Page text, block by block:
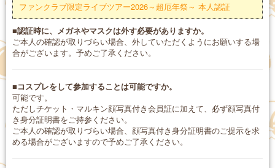
ファンクラブ限定ライブツアー2026～超厄年祭～ 本人認証
■認証時に、メガネやマスクは外す必要がありますか。
ご本人の確認が取りづらい場合、外していただくようにお願いする場
合がございます。予めご了承ください。
■コスプレをして参加することは可能ですか。
可能です。
ただしチケット・マルキン顔写真付き会員証に加えて、必ず顔写真付
き身分証明書をご持参ください。
ご本人の確認が取りづらい場合、顔写真付き身分証明書のご提示を求
める場合がございますので予めご了承ください。